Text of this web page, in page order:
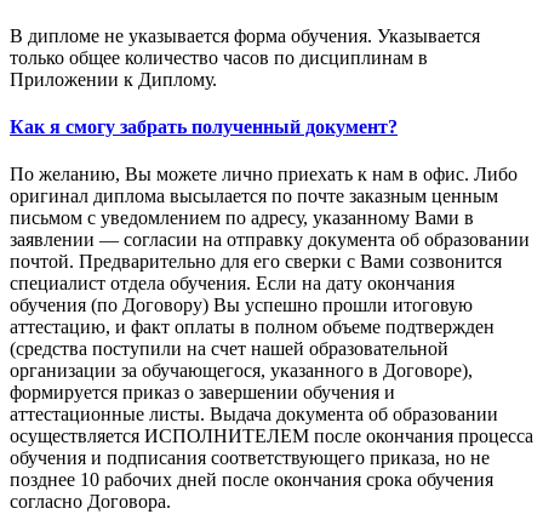
В дипломе не указывается форма обучения. Указывается
только общее количество часов по дисциплинам в
Приложении к Диплому.
Как я смогу забрать полученный документ?
По желанию, Вы можете лично приехать к нам в офис. Либо
оригинал диплома высылается по почте заказным ценным
письмом с уведомлением по адресу, указанному Вами в
заявлении — согласии на отправку документа об образовании
почтой. Предварительно для его сверки с Вами созвонится
специалист отдела обучения. Если на дату окончания
обучения (по Договору) Вы успешно прошли итоговую
аттестацию, и факт оплаты в полном объеме подтвержден
(средства поступили на счет нашей образовательной
организации за обучающегося, указанного в Договоре),
формируется приказ о завершении обучения и
аттестационные листы. Выдача документа об образовании
осуществляется ИСПОЛНИТЕЛЕМ после окончания процесса
обучения и подписания соответствующего приказа, но не
позднее 10 рабочих дней после окончания срока обучения
согласно Договора.